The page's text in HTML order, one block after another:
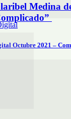
Octubre 2021 –
Medina